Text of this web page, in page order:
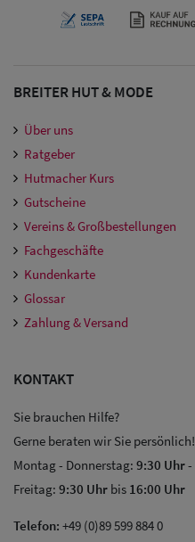
Sale: Caps
Sale:
BREITER HUT & MODE
Über uns
Ratgeber
Hutmacher Kurs
Gutscheine
Vereins & Großbestellungen
Fachgeschäfte
Kundenkarte
Glossar
Zahlung & Versand
KONTAKT
Sie brauchen Hilfe?
Gerne beraten wir Sie persönlich!
Montag - Donnerstag: 9:30 Uhr-
Freitag: 9:30 Uhr bis 16:00 Uhr
Telefon: +49 (0)89 599 884 0